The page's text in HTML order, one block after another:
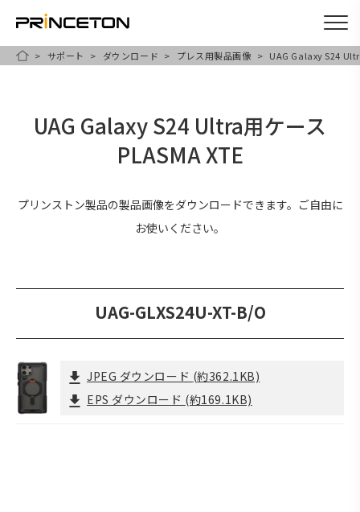
HOME
サポート ダウンロード プレス用製品画像 UAG Galaxy S24
UAG Galaxy S24 Ultra用ケース
PLASMA XTE
プリンストン製品の製品画像をダウンロードできます。ご自由に
お使いください。
UAG-GLXS24U-XT-B/O
JPEG ダウンロード (約362.1KB)
EPS ダウンロード (約169.1KB)